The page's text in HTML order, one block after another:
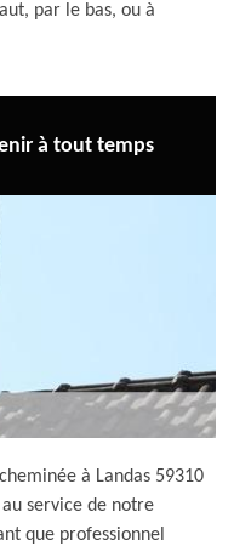
par le bas, ou à
à tout temps
à Landas 59310
service de notre
que professionnel